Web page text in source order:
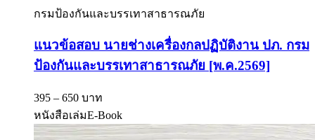
กรมป้องกันและบรรเทาสาธารณภัย
แนวข้อสอบ นายช่างเครื่องกลปฏิบัติงาน ปภ. กรม
ป้องกันและบรรเทาสาธารณภัย [พ.ค.2569]
395 – 650 บาท
หนังสือเล่มE-Book